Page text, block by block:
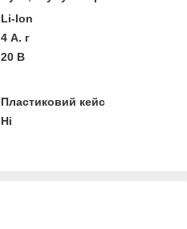
Li-Ion
4 А. г
20 В
Пластиковий кейс
Ні